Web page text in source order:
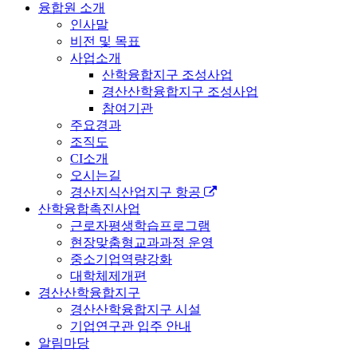
융합원 소개
인사말
비전 및 목표
사업소개
산학융합지구 조성사업
경산산학융합지구 조성사업
참여기관
주요경과
조직도
CI소개
오시는길
경산지식산업지구 항공
산학융합촉진사업
근로자평생학습프로그램
현장맞춤형교과과정 운영
중소기업역량강화
대학체제개편
경산산학융합지구
경산산학융합지구 시설
기업연구관 입주 안내
알림마당